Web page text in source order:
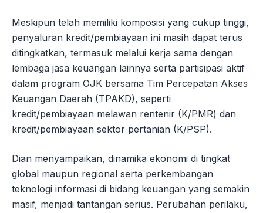
Meskipun telah memiliki komposisi yang cukup tinggi,
penyaluran kredit/pembiayaan ini masih dapat terus
ditingkatkan, termasuk melalui kerja sama dengan
lembaga jasa keuangan lainnya serta partisipasi aktif
dalam program OJK bersama Tim Percepatan Akses
Keuangan Daerah (TPAKD), seperti
kredit/pembiayaan melawan rentenir (K/PMR) dan
kredit/pembiayaan sektor pertanian (K/PSP).
Dian menyampaikan, dinamika ekonomi di tingkat
global maupun regional serta perkembangan
teknologi informasi di bidang keuangan yang semakin
masif, menjadi tantangan serius. Perubahan perilaku,